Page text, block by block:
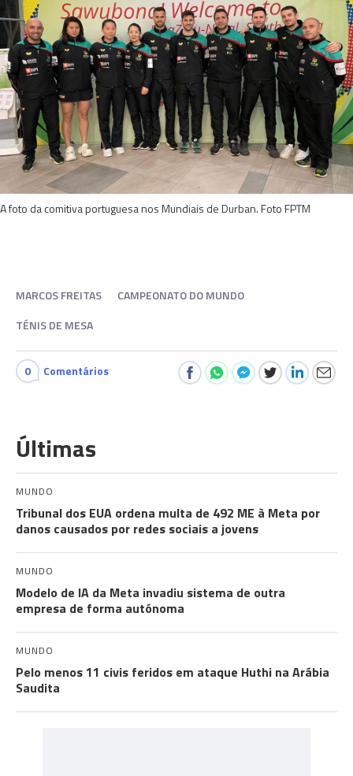
A foto da comitiva portuguesa nos Mundiais de Durban. Foto FPTM
MARCOS FREITAS
CAMPEONATO DO MUNDO
TÉNIS DE MESA
0 Comentários
Últimas
MUNDO
Tribunal dos EUA ordena multa de 492 ME à Meta por
danos causados por redes sociais a jovens
MUNDO
Modelo de IA da Meta invadiu sistema de outra
empresa de forma autónoma
MUNDO
Pelo menos 11 civis feridos em ataque Huthi na Arábia
Saudita